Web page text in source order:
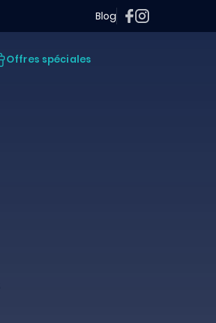
Blog
Offres spéciales